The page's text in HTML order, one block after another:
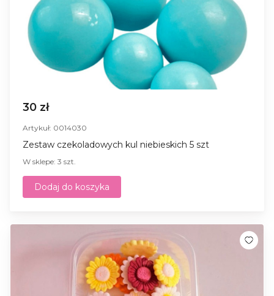
30 zł
Artykuł: 0014030
Zestaw czekoladowych kul niebieskich 5 szt
W sklepe: 3 szt.
Dodaj do koszyka